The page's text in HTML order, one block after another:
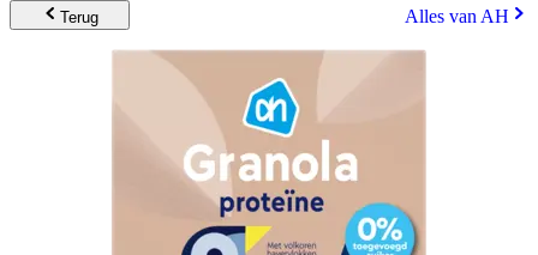
Terug Alles van AH